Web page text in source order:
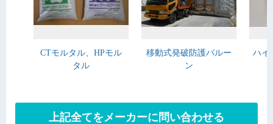
CTモルタル、HPモル
タル
移動式発破防護バルー
ン
ハイ
上記全てをメーカーに問い合わせる